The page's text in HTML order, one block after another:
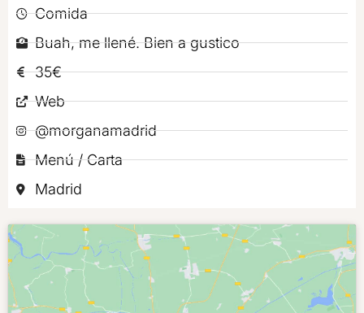
Comida
Buah, me llené. Bien a gustico
35€
Web
@morganamadrid
Menú / Carta
Madrid